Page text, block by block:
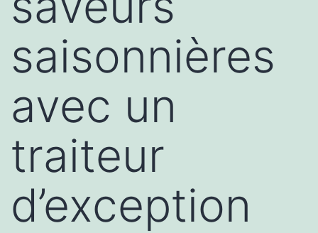
saisonnières
avec un
traiteur
d’exception